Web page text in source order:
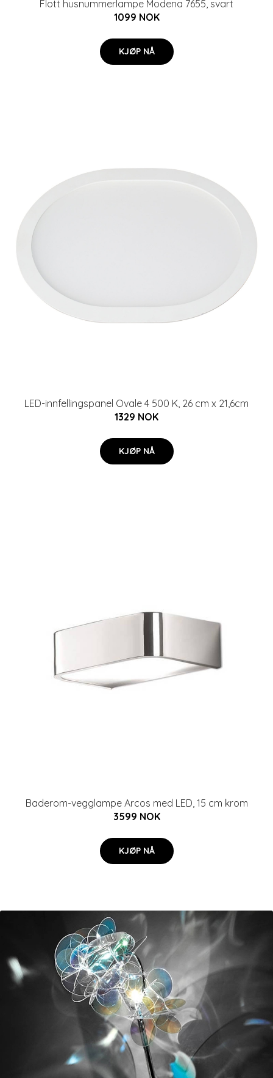
Flott husnummerlampe Modena 7655, svart
1099 NOK
KJØP NÅ
LED-innfellingspanel Ovale 4 500 K, 26 cm x 21,6cm
1329 NOK
KJØP NÅ
Baderom-vegglampe Arcos med LED, 15 cm krom
3599 NOK
KJØP NÅ